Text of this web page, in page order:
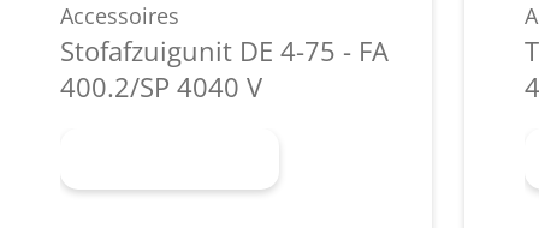
Accessoires
Stofafzuigunit DE 4-75 - FA
400.2/SP 4040 V